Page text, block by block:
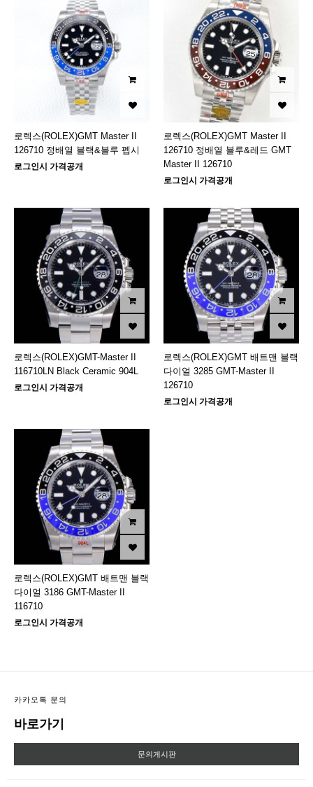
로렉스(ROLEX)GMT Master II
126710 정배열 블랙&블루 펩시
로그인시 가격공개
로렉스(ROLEX)GMT Master II
126710 정배열 블루&레드 GMT
Master II 126710
로그인시 가격공개
로렉스(ROLEX)GMT-Master II
116710LN Black Ceramic 904L
로그인시 가격공개
로렉스(ROLEX)GMT 배트맨 블랙
다이얼 3285 GMT-Master II
126710
로그인시 가격공개
로렉스(ROLEX)GMT 배트맨 블랙
다이얼 3186 GMT-Master II
116710
로그인시 가격공개
카카오톡 문의
바로가기
문의게시판